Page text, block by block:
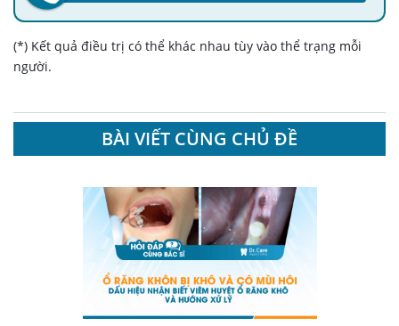
(*) Kết quả điều trị có thể khác nhau tùy vào thể trạng mỗi
người.
BÀI VIẾT CÙNG CHỦ ĐỀ